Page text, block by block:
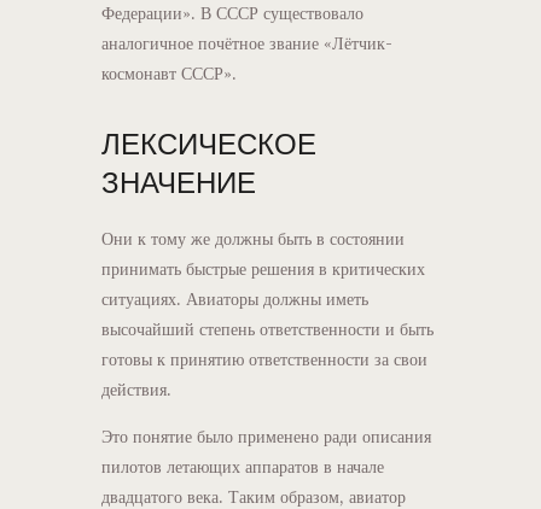
Федерации». В СССР существовало
аналогичное почётное звание «Лётчик-
космонавт СССР».
ЛЕКСИЧЕСКОЕ
ЗНАЧЕНИЕ
Они к тому же должны быть в состоянии
принимать быстрые решения в критических
ситуациях. Авиаторы должны иметь
высочайший степень ответственности и быть
готовы к принятию ответственности за свои
действия.
Это понятие было применено ради описания
пилотов летающих аппаратов в начале
двадцатого века. Таким образом, авиатор